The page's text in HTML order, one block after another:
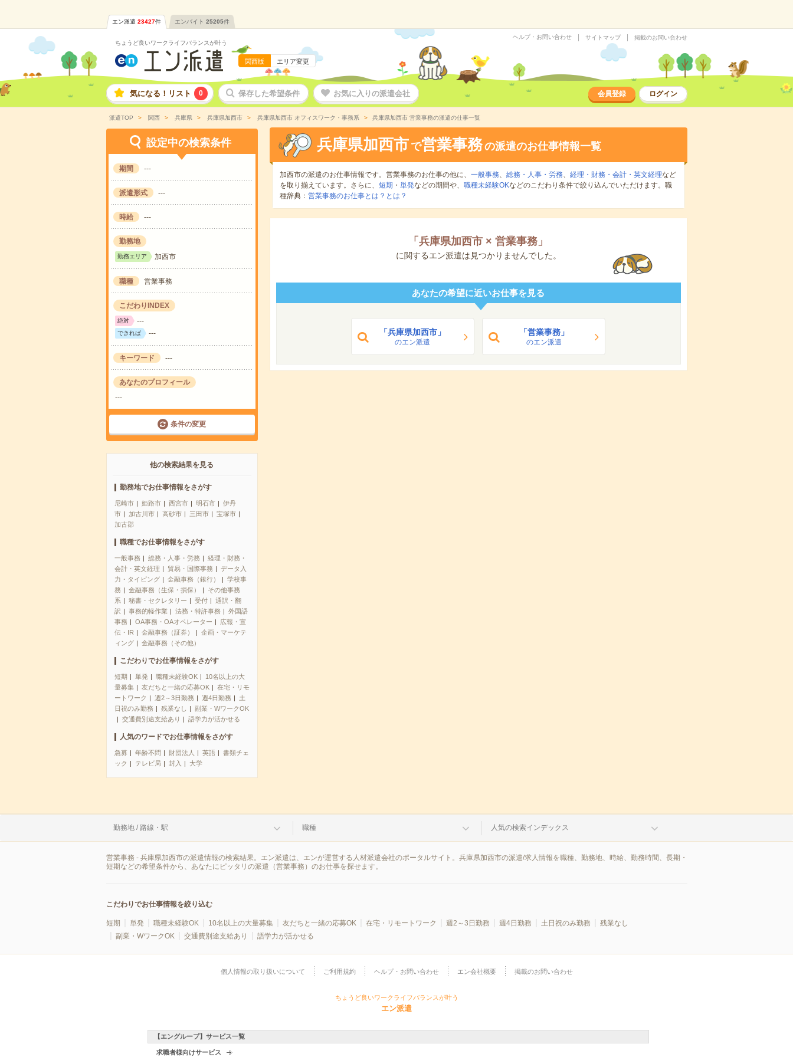
エン派遣 23427件 エンバイト 25205件
ちょうど良いワークライフバランスが叶う
関西版 エリア変更
ヘルプ・お問い合わせ サイトマップ 掲載のお問い合わせ
気になる！リスト 0 保存した希望条件 お気に入りの派遣会社 会員登録 ログイン
派遣TOP 関西 兵庫県 兵庫県加西市 兵庫県加西市 オフィスワーク・事務系 兵庫県加西市 営業事務の派遣の仕事一覧
設定中の検索条件
期間 ---
派遣形式 ---
時給 ---
勤務地
勤務エリア 加西市
職種 営業事務
こだわりINDEX
絶対 ---
できれば ---
キーワード ---
あなたのプロフィール
---
条件の変更
他の検索結果を見る
勤務地でお仕事情報をさがす
尼崎市 姫路市 西宮市 明石市
伊丹
市
加古川市 高砂市 三田市
宝塚市
加古郡
職種でお仕事情報をさがす
一般事務 総務・人事・労務
経理・財務・
会計・英文経理
貿易・国際事務
データ入
力・タイピング
金融事務（銀行）
学校事
務
金融事務（生保・損保）
その他事務
系
秘書・セクレタリー 受付
通訳・翻
訳
事務的軽作業 法務・特許事務
外国語
事務
OA事務・OAオペレーター
広報・宣
伝・IR
金融事務（証券）
企画・マーケテ
ィング
金融事務（その他）
こだわりでお仕事情報をさがす
短期 単発 職種未経験OK
10名以上の大
量募集
友だちと一緒の応募OK
在宅・リモ
ートワーク
週2～3日勤務 週4日勤務
土
日祝のみ勤務
残業なし
副業・WワークOK
交通費別途支給あり
語学力が活かせる
人気のワードでお仕事情報をさがす
急募 年齢不問 財団法人 英語
書類チェ
ック
テレビ局 封入 大学
兵庫県加西市 で営業事務の派遣のお仕事情報一覧
加西市の派遣のお仕事情報です。営業事務のお仕事の他に、 一般事務、 総務・人事・労務、 経理・財務・会計・英文経理など
を取り揃えています。さらに、 短期 ・ 単発などの期間や、 職種未経験OKなどのこだわり条件で絞り込んでいただけます。職
種辞典： 営業事務のお仕事とは？とは？
「 兵庫県加西市 × 営業事務 」
に関するエン派遣は見つかりませんでした。
あなたの希望に近いお仕事を見る
「兵庫県加西市」
のエン派遣
「営業事務」
のエン派遣
勤務地 / 路線・駅 職種 人気の検索インデックス
営業事務 - 兵庫県加西市の派遣情報の検索結果。エン派遣は、エンが運営する人材派遣会社のポータルサイト。兵庫県加西市の派遣/求人情報を職種、勤務地、時給、勤務時間、長期・
短期などの希望条件から、あなたにピッタリの派遣（営業事務）のお仕事を探せます。
こだわりでお仕事情報を絞り込む
短期 単発 職種未経験OK 10名以上の大量募集 友だちと一緒の応募OK 在宅・リモートワーク 週2～3日勤務 週4日勤務 土日祝のみ勤務
残業なし
副業・WワークOK
交通費別途支給あり 語学力が活かせる
個人情報の取り扱いについて ご利用規約 ヘルプ・お問い合わせ エン会社概要 掲載のお問い合わせ
ちょうど良いワークライフバランスが叶う
エン派遣
【エングループ】サービス一覧
求職者様向けサービス